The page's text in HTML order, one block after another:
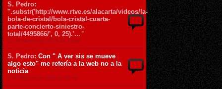
S. Pedro:
''.substr('http://www.rtve.es/alacarta/videos/la-
bola-de-cristal/bola-cristal-cuarta-
parte-concierto-siniestro-
total/4495866/', 0, 25).'... '
17 de Marzo de 2018 ás 10:04
S. Pedro: Con " A ver sis se mueve
algo esto" me refería a la web no a la
noticia
1 de Marzo de 2018 ás 06:52